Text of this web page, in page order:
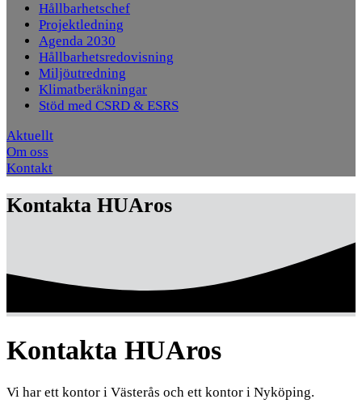
Hållbarhetschef
Projektledning
Agenda 2030
Hållbarhetsredovisning
Miljöutredning
Klimatberäkningar
Stöd med CSRD & ESRS
Aktuellt
Om oss
Kontakt
Kontakta HUAros
Kontakta HUAros
Vi har ett kontor i Västerås och ett kontor i Nyköping.